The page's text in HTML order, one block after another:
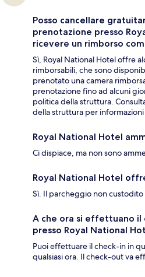
Posso cancellare
prenotazione presso
ricevere un rimborso
Sì, Royal National Hotel offre
rimborsabili, che sono
prenotato una camera
prenotazione fino ad alcuni
politica della struttura.
della struttura per
Royal National Hotel
Ci dispiace, ma non sono
Royal National Hotel
Sì. Il parcheggio non
A che ora si effettuano il
presso Royal National
Puoi effettuare il check-in in
qualsiasi ora. Il check-out va